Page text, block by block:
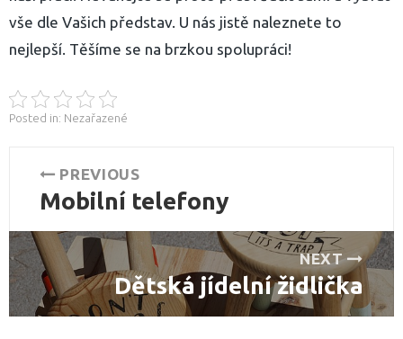
vše dle Vašich představ. U nás jistě naleznete to
nejlepší. Těšíme se na brzkou spolupráci!
Posted in: Nezařazené
Navigace
pro
příspěvek
PREVIOUS
Previous
Mobilní telefony
NEXT
Next
post:
Dětská jídelní židlička